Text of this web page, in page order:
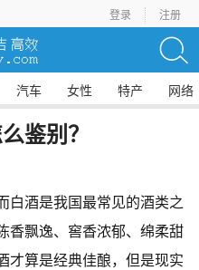
登录 注册
汽车 女性 特产 网络
鉴别？
白酒是我国最常见的酒类之
香飘逸、窖香浓郁、绵柔甜
才算是经典佳酿，但是现实